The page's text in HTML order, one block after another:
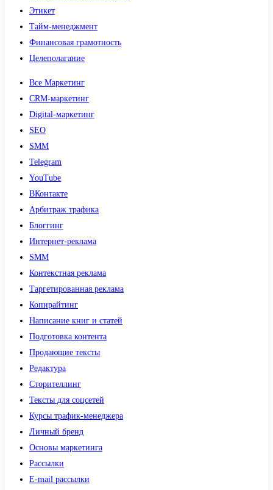
Этикет
Тайм-менеджмент
Финансовая грамотность
Целеполагание
Все Маркетинг
CRM-маркетинг
Digital-маркетинг
SEO
SMM
Telegram
YouTube
ВКонтакте
Арбитраж трафика
Блоггинг
Интернет-реклама
SMM
Контекстная реклама
Таргетированная реклама
Копирайтинг
Написание книг и статей
Подготовка контента
Продающие тексты
Редактура
Сторителлинг
Тексты для соцсетей
Курсы трафик-менеджера
Личный бренд
Основы маркетинга
Рассылки
E-mail рассылки